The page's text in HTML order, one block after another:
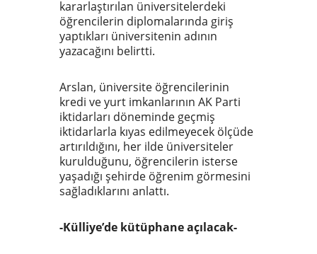
kararlaştırılan üniversitelerdeki
öğrencilerin diplomalarında giriş
yaptıkları üniversitenin adının
yazacağını belirtti.
Arslan, üniversite öğrencilerinin
kredi ve yurt imkanlarının AK Parti
iktidarları döneminde geçmiş
iktidarlarla kıyas edilmeyecek ölçüde
artırıldığını, her ilde üniversiteler
kurulduğunu, öğrencilerin isterse
yaşadığı şehirde öğrenim görmesini
sağladıklarını anlattı.
-Külliye’de kütüphane açılacak-